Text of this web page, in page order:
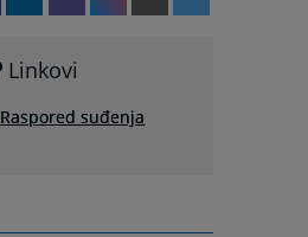
Linkovi
Raspored suđenja